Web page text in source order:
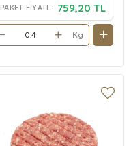
PAKET FIYATI: 759,20 TL
Kg